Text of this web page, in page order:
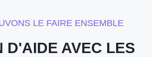
LE FAIRE ENSEMBLE
D'AIDE AVEC LES